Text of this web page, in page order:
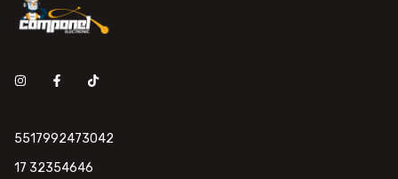
5517992473042
17 32354646